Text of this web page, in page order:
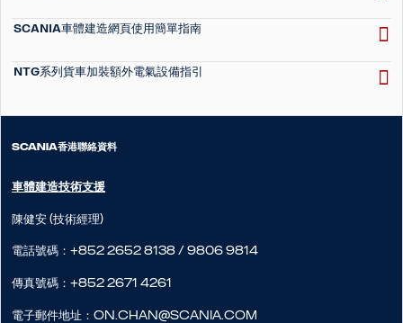
SCANIA車體建造網頁使用簡單指南
NTG系列貨車加裝額外電氣設備指引
SCANIA香港聯絡資料
車體建造技術支援
陳健安 (技術經理)
電話號碼：+852 2652 8138 / 9806 9814
傳真號碼：+852 2671 4261
電子郵件地址：on.chan@scania.com